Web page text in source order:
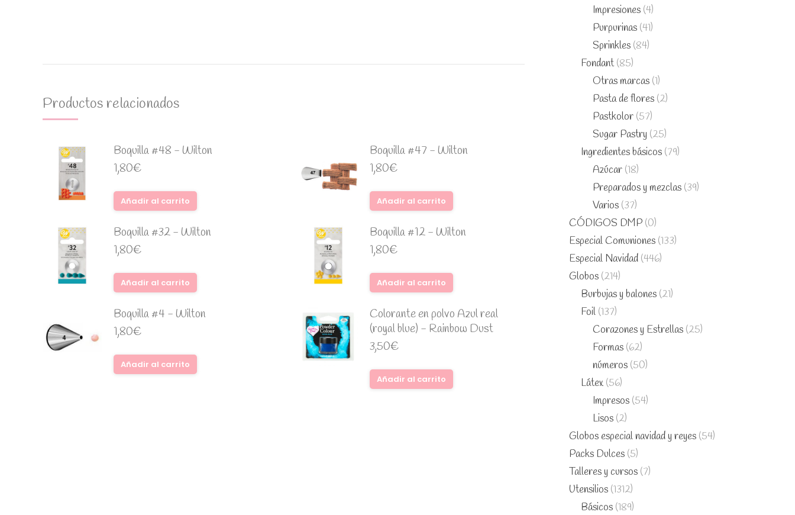
Productos relacionados
Boquilla #48 - Wilton
1,80€
Añadir al carrito
Boquilla #47 - Wilton
1,80€
Añadir al carrito
Boquilla #32 - Wilton
1,80€
Añadir al carrito
Boquilla #12 - Wilton
1,80€
Añadir al carrito
Boquilla #4 - Wilton
1,80€
Añadir al carrito
Colorante en polvo Azul real
(royal blue) - Rainbow Dust
3,50€
Añadir al carrito
Impresiones (4)
Purpurinas (41)
Sprinkles (84)
Fondant (85)
Otras marcas (1)
Pasta de flores (2)
Pastkolor (57)
Sugar Pastry (25)
Ingredientes básicos (79)
Azúcar (18)
Preparados y mezclas (39)
Varios (37)
CÓDIGOS DMP (0)
Especial Comuniones (133)
Especial Navidad (446)
Globos (214)
Burbujas y balones (21)
Foil (137)
Corazones y Estrellas (25)
Formas (62)
números (50)
Látex (56)
Impresos (54)
Lisos (2)
Globos especial navidad y reyes (54)
Packs Dulces (5)
Talleres y cursos (7)
Utensilios (1312)
Básicos (189)